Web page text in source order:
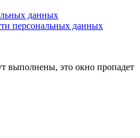
данных
персональных данных
выполнены, это окно пропадет